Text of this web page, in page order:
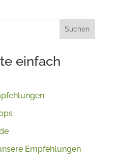
Suchen
einfach
Empfehlungen